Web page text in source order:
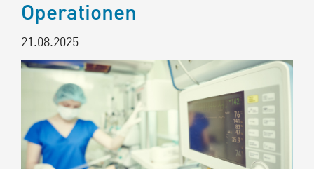
Operationen
21.08.2025